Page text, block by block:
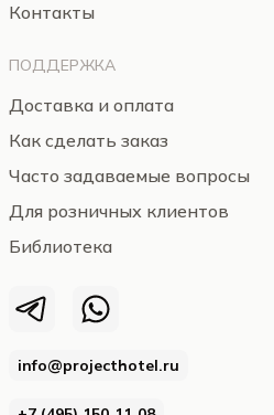
info@projecthotel.ru
Контакты
ПОДДЕРЖКА
Доставка и оплата
Как сделать заказ
Часто задаваемые вопросы
Для розничных клиентов
Библиотека